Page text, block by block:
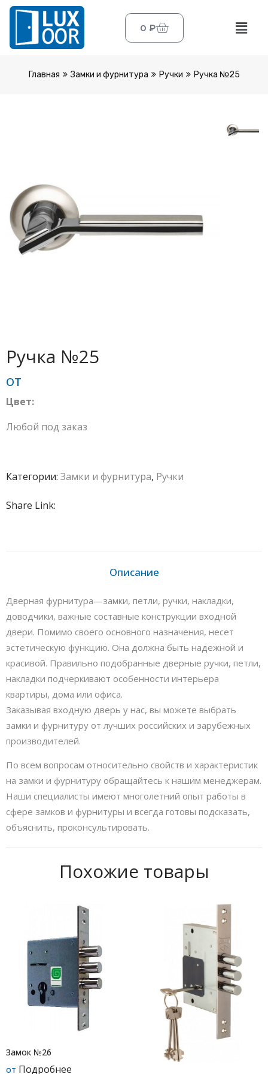
0 ₽
Главная Замки и фурнитура Ручки Ручка №25
Ручка №25
от
Цвет:
Любой под заказ
Категории: Замки и фурнитура, Ручки
Share Link:
Описание
Дверная фурнитура—замки, петли, ручки, накладки,
доводчики, важные составные конструкции входной
двери. Помимо своего основного назначения, несет
эстетическую функцию. Она должна быть надежной и
красивой. Правильно подобранные дверные ручки, петли,
накладки подчеркивают особенности интерьера
квартиры, дома или офиса.
Заказывая входную дверь у нас, вы можете выбрать
замки и фурнитуру от лучших российских и зарубежных
производителей.
По всем вопросам относительно свойств и характеристик
на замки и фурнитуру обращайтесь к нашим менеджерам.
Наши специалисты имеют многолетний опыт работы в
сфере замков и фурнитуры и всегда готовы подсказать,
объяснить, проконсультировать.
Похожие товары
Замок №26
от Подробнее